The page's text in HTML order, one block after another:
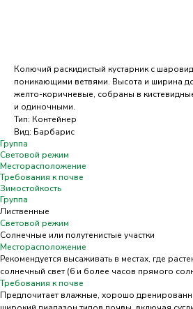
Колючий раскидистый кустарник с
поникающими ветвями. Высота и ширина
желто-коричневые, собраны в
и одиночными.
Тип: Контейнер
Вид: Барбарис
Группа
Световой режим
Месторасположение
Требования к почве
Зимостойкость
Группа
Лиственные
Световой режим
Солнечные или полутенистые участки
Месторасположение
Рекомендуется высаживать в местах, где
солнечный свет (6 и более часов прямого
Требования к почве
Предпочитает влажные, хорошо